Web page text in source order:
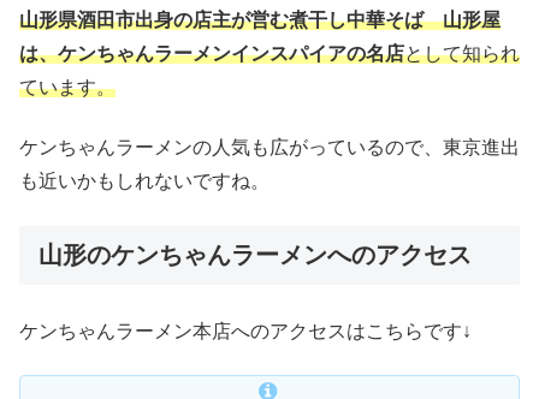
山形県酒田市出身の店主が営む煮干し中華そば 山形屋
は、ケンちゃんラーメンインスパイアの名店として知られ
ています。
ケンちゃんラーメンの人気も広がっているので、東京進出
も近いかもしれないですね。
山形のケンちゃんラーメンへのアクセス
ケンちゃんラーメン本店へのアクセスはこちらです↓